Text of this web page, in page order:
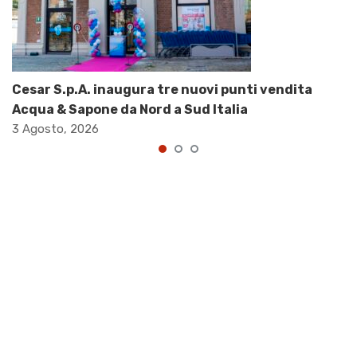
Cesar S.p.A. inaugura tre nuovi punti vendita
Acqua & Sapone da Nord a Sud Italia
3 Agosto, 2026